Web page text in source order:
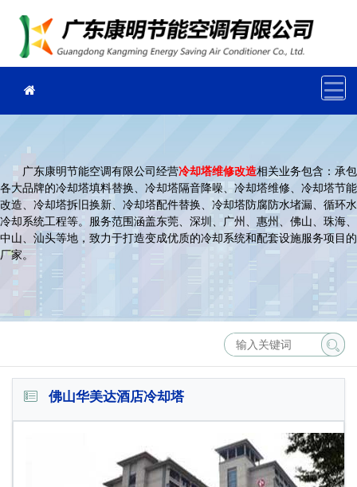
广东康明节能空调有限公司经营冷却塔维修改造相关业务包含：承包
各大品牌的冷却塔填料替换、冷却塔隔音降噪、冷却塔维修、冷却塔节能
改造、冷却塔拆旧换新、冷却塔配件替换、冷却塔防腐防水堵漏、循环水
冷却系统工程等。服务范围涵盖东莞、深圳、广州、惠州、佛山、珠海、
中山、汕头等地，致力于打造变成优质的冷却系统和配套设施服务项目的
厂家。
佛山华美达酒店冷却塔